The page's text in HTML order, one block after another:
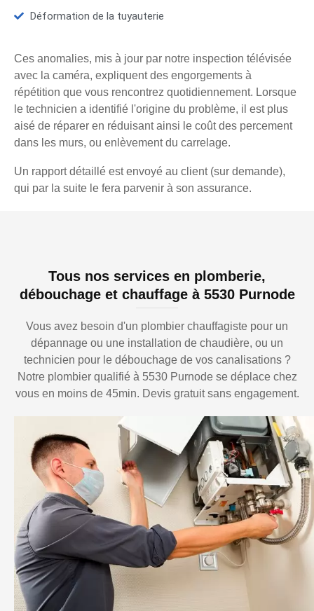
Déformation de la tuyauterie
Ces anomalies, mis à jour par notre inspection télévisée
avec la caméra, expliquent des engorgements à
répétition que vous rencontrez quotidiennement. Lorsque
le technicien a identifié l'origine du problème, il est plus
aisé de réparer en réduisant ainsi le coût des percement
dans les murs, ou enlèvement du carrelage.
Un rapport détaillé est envoyé au client (sur demande),
qui par la suite le fera parvenir à son assurance.
Tous nos services en plomberie,
débouchage et chauffage à 5530 Purnode
Vous avez besoin d'un plombier chauffagiste pour un
dépannage ou une installation de chaudière, ou un
technicien pour le débouchage de vos canalisations ?
Notre plombier qualifié à 5530 Purnode se déplace chez
vous en moins de 45min. Devis gratuit sans engagement.